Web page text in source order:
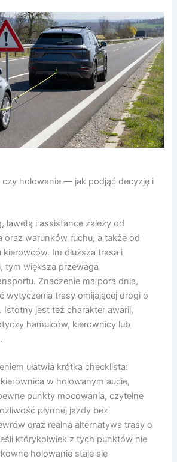
czy holowanie — jak podjąć decyzję i
lawetą i assistance zależy od
oraz warunków ruchu, a także od
Im dłuższa trasa i
tym większa przewaga
Znaczenie ma pora dnia,
wytyczenia trasy omijającej drogi o
Istotny jest też charakter awarii,
hamulców, kierownicy lub
ułatwia krótka checklista:
w holowanym aucie,
punkty mocowania, czytelne
płynnej jazdy bez
oraz realna alternatywa trasy o
którykolwiek z tych punktów nie
holowanie staje się